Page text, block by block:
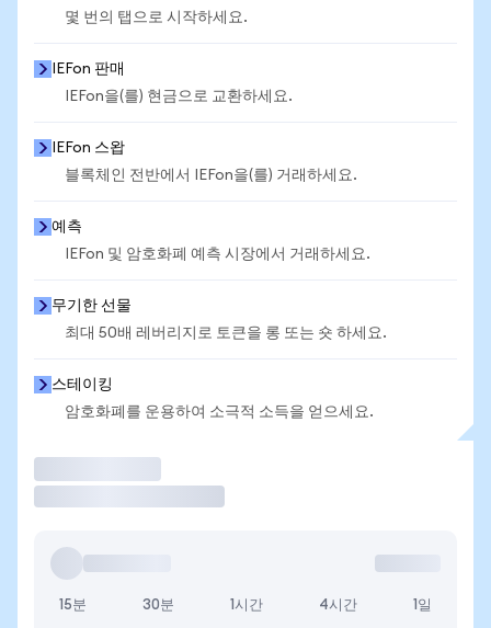
몇 번의 탭으로 시작하세요.
IEFon 판매
IEFon을(를) 현금으로 교환하세요.
IEFon 스왑
블록체인 전반에서 IEFon을(를) 거래하세요.
예측
IEFon 및 암호화폐 예측 시장에서 거래하세요.
무기한 선물
최대 50배 레버리지로 토큰을 롱 또는 숏 하세요.
스테이킹
암호화폐를 운용하여 소극적 소득을 얻으세요.
15분 30분 1시간 4시간 1일